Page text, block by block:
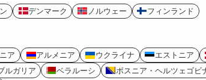
デンマーク ノルウェー フィンランド
ア アルメニア ウクライナ エストニア
ルガリア ベラルーシ ボスニア・ヘルツェゴビ